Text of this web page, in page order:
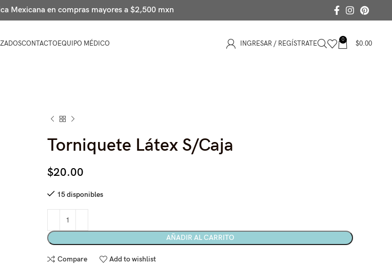
Mexicana en compras mayores a $2,500 mxn
CONTACTOEQUIPO MÉDICO INGRESAR / REGÍSTRATE 0 $0.00
Torniquete Látex S/Caja
$20.00
15 disponibles
AÑADIR AL CARRITO
Compare Add to wishlist